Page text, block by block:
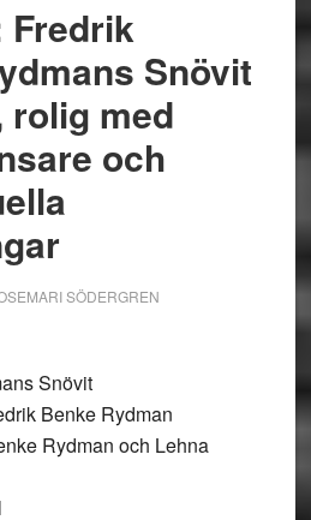
Fredrik
Snövit
rolig med
och
SÖDERGREN
Snövit
Benke Rydman
Rydman och Lehna